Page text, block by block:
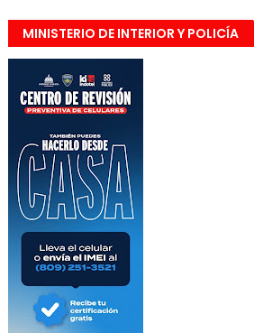
MINISTERIO DE INTERIOR Y POLICÍA